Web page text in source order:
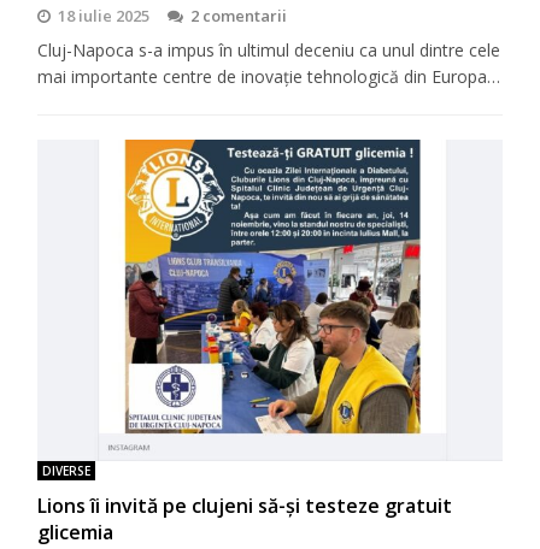
18 iulie 2025 2 comentarii
Cluj-Napoca s-a impus în ultimul deceniu ca unul dintre cele
mai importante centre de inovație tehnologică din Europa…
DIVERSE
Lions îi invită pe clujeni să-şi testeze gratuit
glicemia